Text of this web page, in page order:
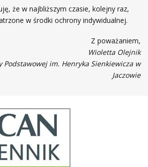
że w najbliższym czasie, kolejny raz,
w środki ochrony indywidualnej.
Z poważaniem,
Wioletta Olejnik
Podstawowej im. Henryka Sienkiewicza w
Jaczowie